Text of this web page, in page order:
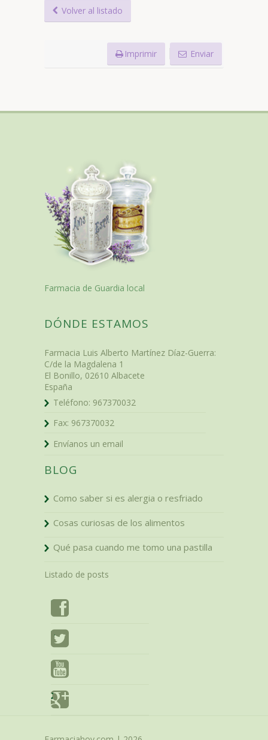
Volver al listado
Imprimir Enviar
Farmacia de Guardia local
DÓNDE ESTAMOS
Farmacia Luis Alberto Martínez Díaz-Guerra:
C/de la Magdalena 1
El Bonillo, 02610 Albacete
España
Teléfono: 967370032
Fax: 967370032
Envíanos un email
BLOG
Como saber si es alergia o resfriado
Cosas curiosas de los alimentos
Qué pasa cuando me tomo una pastilla
Listado de posts